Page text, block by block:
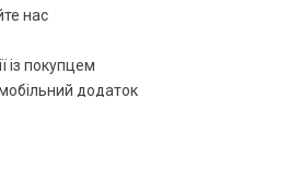
нас
із покупцем
додаток